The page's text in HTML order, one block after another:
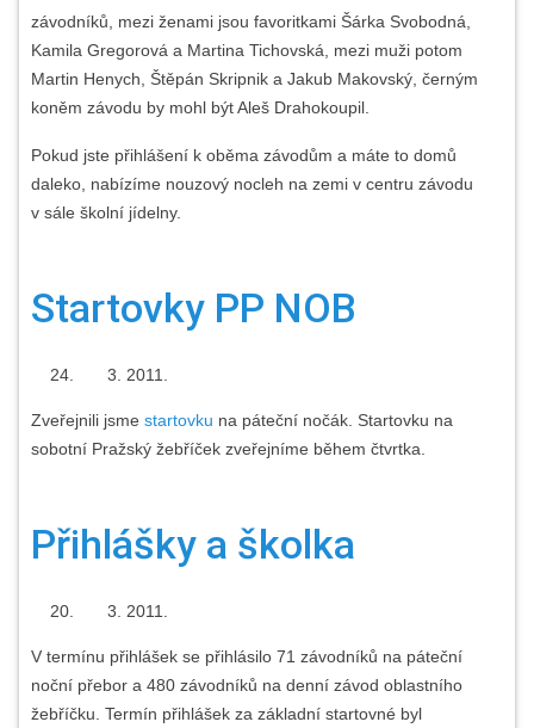
závodníků, mezi ženami jsou favoritkami Šárka Svobodná,
Kamila Gregorová a Martina Tichovská, mezi muži potom
Martin Henych, Štěpán Skripnik a Jakub Makovský, černým
koněm závodu by mohl být Aleš Drahokoupil.
Pokud jste přihlášení k oběma závodům a máte to domů
daleko, nabízíme nouzový nocleh na zemi v centru závodu
v sále školní jídelny.
Startovky PP NOB
2011.
Zveřejnili jsme startovku na páteční nočák. Startovku na
sobotní Pražský žebříček zveřejníme během čtvrtka.
Přihlášky a školka
2011.
V termínu přihlášek se přihlásilo 71 závodníků na páteční
noční přebor a 480 závodníků na denní závod oblastního
žebříčku. Termín přihlášek za základní startovné byl